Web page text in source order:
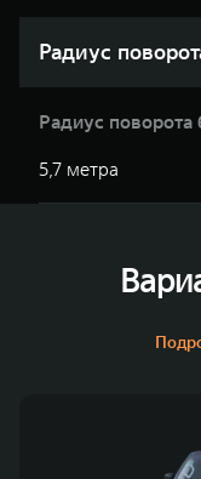
Радиус
Радиус поворота
5,7 метра